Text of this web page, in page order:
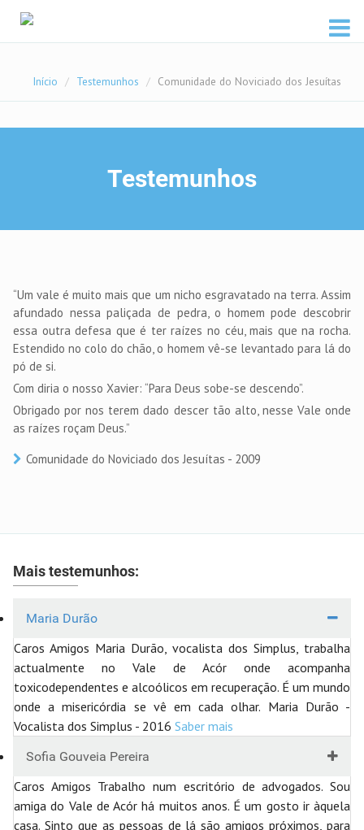
Início / Testemunhos / Comunidade do Noviciado dos Jesuítas
Testemunhos
“Um vale é muito mais que um nicho esgravatado na terra. Assim
afundado nessa paliçada de pedra, o homem pode descobrir
essa outra defesa que é ter raízes no céu, mais que na rocha.
Estendido no colo do chão, o homem vê-se levantado para lá do
pó de si.
Com diria o nosso Xavier: “Para Deus sobe-se descendo”.
Obrigado por nos terem dado descer tão alto, nesse Vale onde
as raízes roçam Deus.”
Comunidade do Noviciado dos Jesuítas - 2009
Mais testemunhos:
Maria Durão
Caros Amigos Maria Durão, vocalista dos Simplus, trabalha
actualmente no Vale de Acór onde acompanha
toxicodependentes e alcoólicos em recuperação. É um mundo
onde a misericórdia se vê em cada olhar. Maria Durão -
Vocalista dos Simplus - 2016 Saber mais
Sofia Gouveia Pereira
Caros Amigos Trabalho num escritório de advogados. Sou
amiga do Vale de Acór há muitos anos. É um gosto ir àquela
casa. Sinto que as pessoas de lá são amigos próximos, para